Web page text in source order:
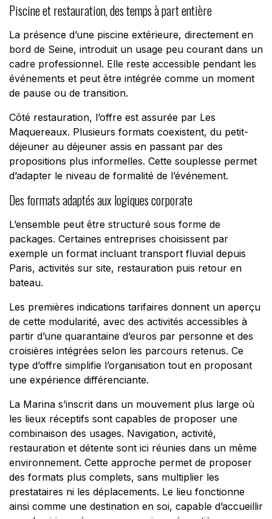
Piscine et restauration, des temps à part entière
La présence d’une piscine extérieure, directement en
bord de Seine, introduit un usage peu courant dans un
cadre professionnel. Elle reste accessible pendant les
événements et peut être intégrée comme un moment
de pause ou de transition.
Côté restauration, l’offre est assurée par Les
Maquereaux. Plusieurs formats coexistent, du petit-
déjeuner au déjeuner assis en passant par des
propositions plus informelles. Cette souplesse permet
d’adapter le niveau de formalité de l’événement.
Des formats adaptés aux logiques corporate
L’ensemble peut être structuré sous forme de
packages. Certaines entreprises choisissent par
exemple un format incluant transport fluvial depuis
Paris, activités sur site, restauration puis retour en
bateau.
Les premières indications tarifaires donnent un aperçu
de cette modularité, avec des activités accessibles à
partir d’une quarantaine d’euros par personne et des
croisières intégrées selon les parcours retenus. Ce
type d’offre simplifie l’organisation tout en proposant
une expérience différenciante.
La Marina s’inscrit dans un mouvement plus large où
les lieux réceptifs sont capables de proposer une
combinaison des usages. Navigation, activité,
restauration et détente sont ici réunies dans un même
environnement. Cette approche permet de proposer
des formats plus complets, sans multiplier les
prestataires ni les déplacements. Le lieu fonctionne
ainsi comme une destination en soi, capable d’accueillir